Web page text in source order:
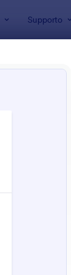
Supporto